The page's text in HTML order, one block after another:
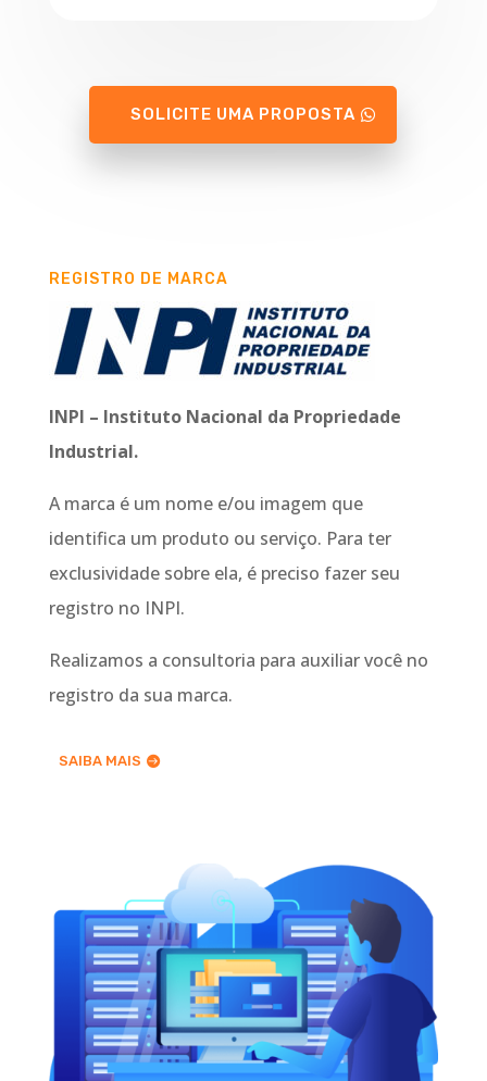
SOLICITE UMA PROPOSTA
REGISTRO DE MARCA
INPI – Instituto Nacional da Propriedade
Industrial.
A marca é um nome e/ou imagem que
identifica um produto ou serviço. Para ter
exclusividade sobre ela, é preciso fazer seu
registro no INPI.
Realizamos a consultoria para auxiliar você no
registro da sua marca.
SAIBA MAIS